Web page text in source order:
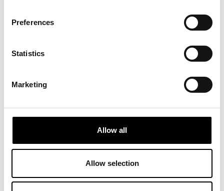
Preferences
Statistics
Marketing
Allow all
Allow selection
PILAR CASTRO